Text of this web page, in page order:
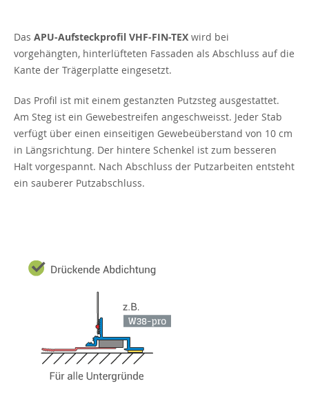
Das APU-Aufsteckprofil VHF-FIN-TEX wird bei
vorgehängten, hinterlüfteten Fassaden als Abschluss auf die
Kante der Trägerplatte eingesetzt.
Das Profil ist mit einem gestanzten Putzsteg ausgestattet.
Am Steg ist ein Gewebestreifen angeschweisst. Jeder Stab
verfügt über einen einseitigen Gewebeüberstand von 10 cm
in Längsrichtung. Der hintere Schenkel ist zum besseren
Halt vorgespannt. Nach Abschluss der Putzarbeiten entsteht
ein sauberer Putzabschluss.